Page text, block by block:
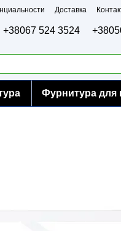
Доставка
+38067 524 3524
Фурнитура для